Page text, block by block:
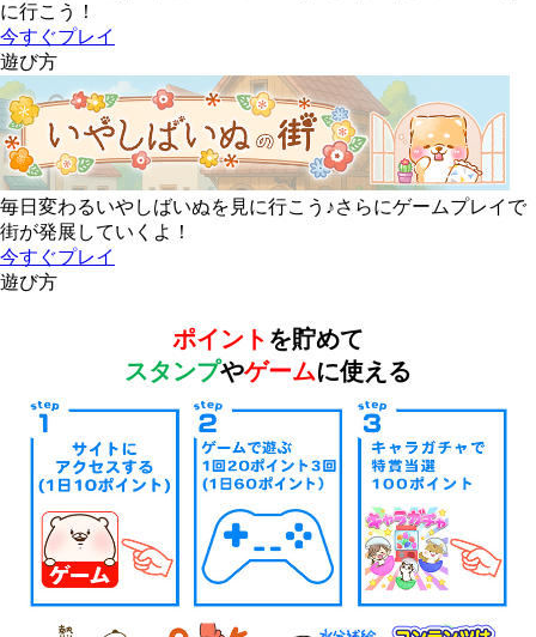
に行こう！
今すぐプレイ
遊び方
毎日変わるいやしばいぬを見に行こう♪さらにゲームプレイで
街が発展していくよ！
今すぐプレイ
遊び方
ポイント を貯めて
スタンプやゲームに使える